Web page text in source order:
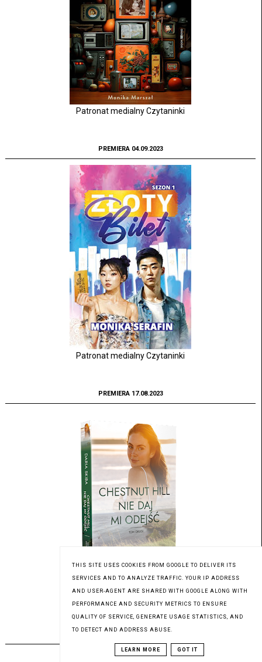
Patronat medialny Czytaninki
PREMIERA 04.09.2023
Patronat medialny Czytaninki
PREMIERA 17.08.2023
PREMIERA 03.08.2023
THIS SITE USES COOKIES FROM GOOGLE TO DELIVER ITS
SERVICES AND TO ANALYZE TRAFFIC. YOUR IP ADDRESS
AND USER-AGENT ARE SHARED WITH GOOGLE ALONG WITH
PERFORMANCE AND SECURITY METRICS TO ENSURE
QUALITY OF SERVICE, GENERATE USAGE STATISTICS, AND
TO DETECT AND ADDRESS ABUSE.
LEARN MORE GOT IT